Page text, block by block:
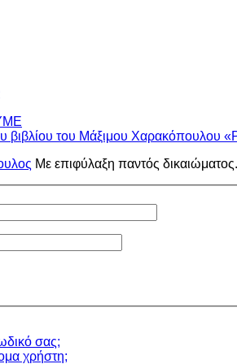
βιβλίου του Μάξιμου Χαρακόπουλου
Με επιφύλαξη παντός δικαιώματος.
σας;
χρήστη;